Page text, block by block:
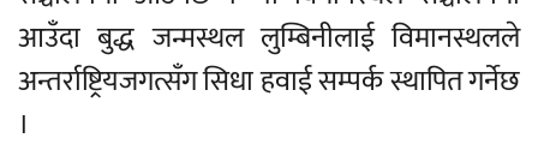
आउँदा बुद्ध जन्मस्थल लुम्बिनीलाई विमानस्थलले
अन्तर्राष्ट्रियजगत्सँग सिधा हवाई सम्पर्क स्थापित गर्नेछ
।